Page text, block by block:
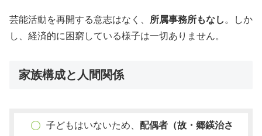
芸能活動を再開する意志はなく、 所属事務所もなし 。しか
し、経済的に困窮している様子は一切ありません。
家族構成と人間関係
子どもはいないため、 配偶者（故・郷鍈治さ